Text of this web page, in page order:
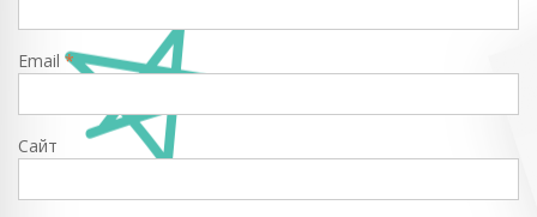
Email *
Сайт